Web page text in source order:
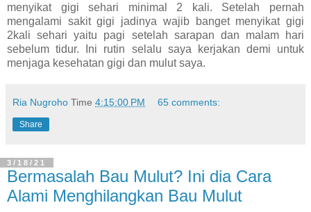
menyikat gigi sehari minimal 2 kali. Setelah pernah
mengalami sakit gigi jadinya wajib banget menyikat gigi
2kali sehari yaitu pagi setelah sarapan dan malam hari
sebelum tidur. Ini rutin selalu saya kerjakan demi untuk
menjaga kesehatan gigi dan mulut saya.
Ria Nugroho Time 4:15:00 PM 65 comments:
Share
3/18/21
Bermasalah Bau Mulut? Ini dia Cara
Alami Menghilangkan Bau Mulut